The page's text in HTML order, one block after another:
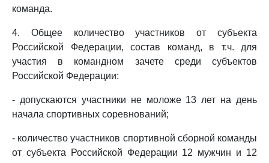
команда.
4. Общее количество участников от субъекта
Российской Федерации, состав команд, в т.ч. для
участия в командном зачете среди субъектов
Российской Федерации:
- допускаются участники не моложе 13 лет на день
начала спортивных соревнований;
- количество участников спортивной сборной команды
от субъекта Российской Федерации 12 мужчин и 12